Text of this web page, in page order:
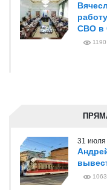
СВО в
1190
31 июля
1063